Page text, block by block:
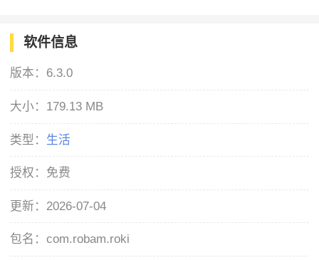
软件信息
版本： 6.3.0
大小： 179.13 MB
类型： 生活
授权： 免费
更新： 2026-07-04
包名：com.robam.roki